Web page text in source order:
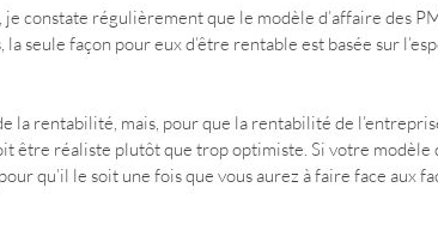
je constate régulièrement que le modèle d’affaire des
seule façon pour eux d’être rentable est basée sur
la rentabilité, mais, pour que la rentabilité de
être réaliste plutôt que trop optimiste. Si votre modèle
qu’il le soit une fois que vous aurez à faire face aux